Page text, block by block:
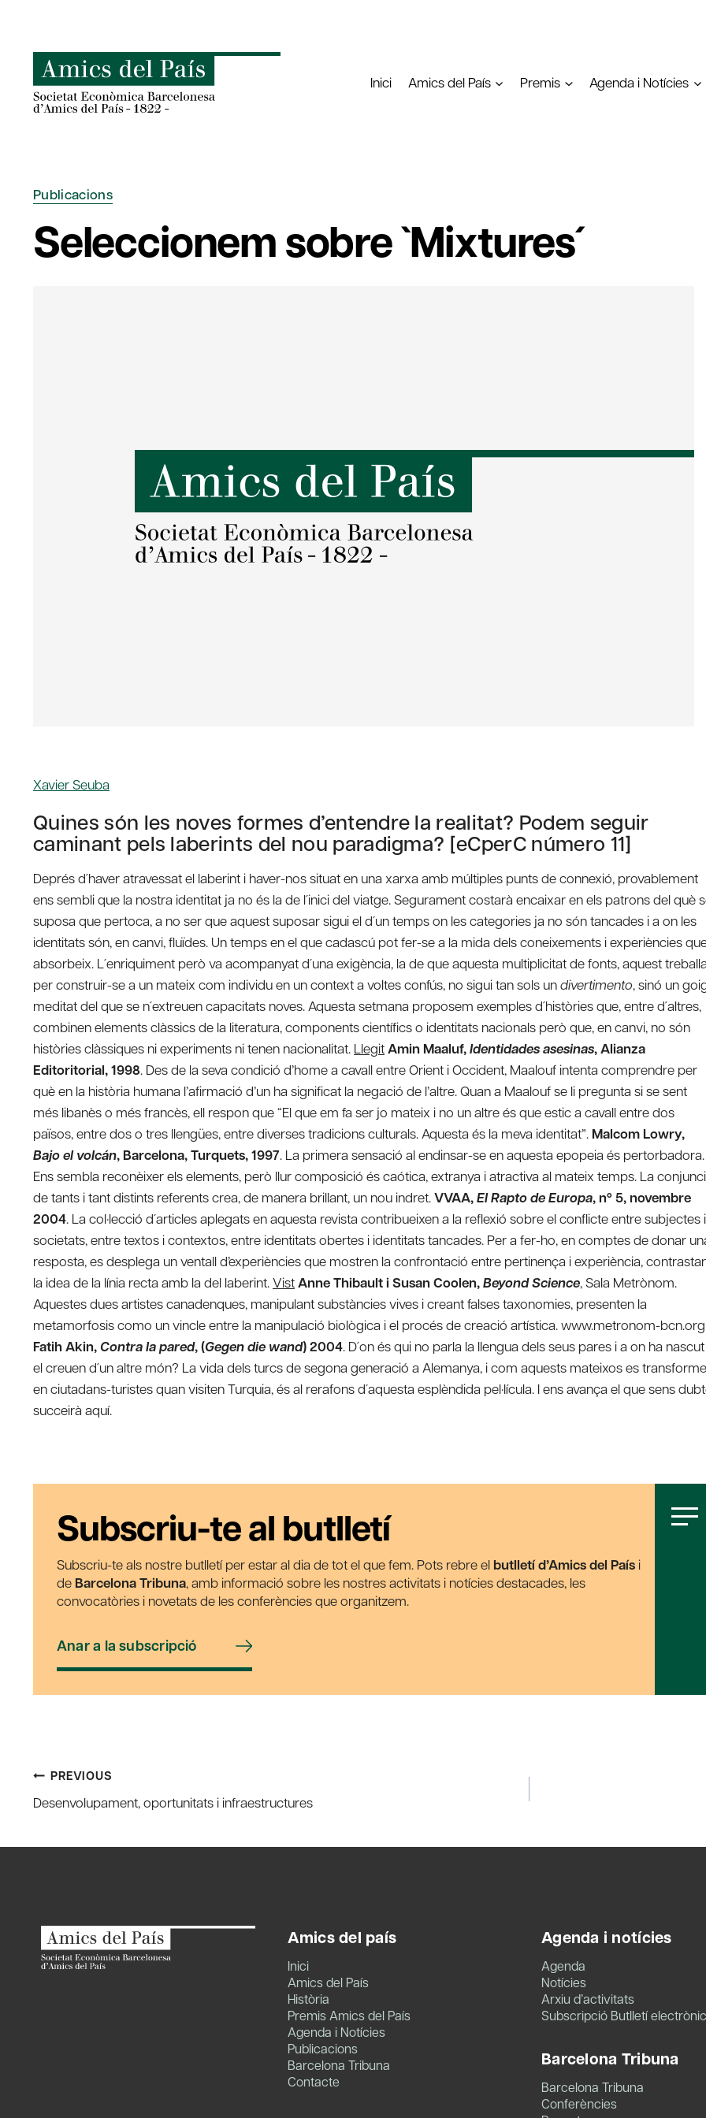
content
Inici Amics del País Premis Agenda i Notícies
Publicacions
Seleccionem sobre `Mixtures´
Xavier Seuba
Quines són les noves formes d’entendre la realitat? Podem seguir
caminant pels laberints del nou paradigma? [eCperC número 11]
Deprés d´haver atravessat el laberint i haver-nos situat en una xarxa amb múltiples punts de connexió, provablement
ens sembli que la nostra identitat ja no és la de l´inici del viatge. Segurament costarà encaixar en els patrons del què
suposa que pertoca, a no ser que aquest suposar sigui el d´un temps on les categories ja no són tancades i a on les
identitats són, en canvi, fluïdes. Un temps en el que cadascú pot fer-se a la mida dels coneixements i experiències
absorbeix. L´enriquiment però va acompanyat d´una exigència, la de que aquesta multiplicitat de fonts, aquest
per construir-se a un mateix com individu en un context a voltes confús, no sigui tan sols undivertimento, sinó un
meditat del que se n´extreuen capacitats noves. Aquesta setmana proposem exemples d´històries que, entre d´altres,
combinen elements clàssics de la literatura, components científics o identitats nacionals però que, en canvi, no són
històries clàssiques ni experiments ni tenen nacionalitat. LlegitAmin Maaluf,Identidades asesinas, Alianza
Editoritorial, 1998. Des de la seva condició d’home a cavall entre Orient i Occident, Maalouf intenta comprendre per
què en la història humana l’afirmació d’un ha significat la negació de l’altre. Quan a Maalouf se li pregunta si se sent
més libanès o més francès, ell respon que “El que em fa ser jo mateix i no un altre és que estic a cavall entre dos
països, entre dos o tres llengües, entre diverses tradicions culturals. Aquesta és la meva identitat”. Malcom Lowry,
Bajo el volcán, Barcelona, Turquets, 1997. La primera sensació al endinsar-se en aquesta epopeia és pertorbadora.
Ens sembla reconèixer els elements, però llur composició és caótica, extranya i atractiva al mateix temps. La
de tants i tant distints referents crea, de manera brillant, un nou indret.VVAA,El Rapto de Europa, nº 5, novembre
2004. La col·lecció d´articles aplegats en aquesta revista contribueixen a la reflexió sobre el conflicte entre subjectes i
societats, entre textos i contextos, entre identitats obertes i identitats tancades. Per a fer-ho, en comptes de donar
resposta, es desplega un ventall d’experiències que mostren la confrontació entre pertinença i experiència,
la idea de la línia recta amb la del laberint.VistAnne Thibault i Susan Coolen,Beyond Science, Sala Metrònom.
Aquestes dues artistes canadenques, manipulant substàncies vives i creant falses taxonomies, presenten la
metamorfosis como un vincle entre la manipulació biològica i el procés de creació artística. www.metronom-bcn.org
Fatih Akin, Contra la pared, (Gegen die wand) 2004. D´on és qui no parla la llengua dels seus pares i a on ha nascut
el creuen d´un altre món? La vida dels turcs de segona generació a Alemanya, i com aquests mateixos es
en ciutadans-turistes quan visiten Turquia, és al rerafons d´aquesta esplèndida pel·lícula. I ens avança el que sens
succeirà aquí.
Subscriu-te al butlletí
Subscriu-te als nostre butlletí per estar al dia de tot el que fem. Pots rebre el butlletí d’Amics del País i
de Barcelona Tribuna, amb informació sobre les nostres activitats i notícies destacades, les
convocatòries i novetats de les conferències que organitzem.
Anar a la subscripció
Post
navigation
PREVIOUS
Desenvolupament, oportunitats i infraestructures
Amics del país
Inici
Amics del País
Història
Premis Amics del País
Agenda i Notícies
Publicacions
Barcelona Tribuna
Contacte
Agenda i notícies
Agenda
Notícies
Arxiu d’activitats
Subscripció Butlletí electrònic
Barcelona Tribuna
Barcelona Tribuna
Conferències